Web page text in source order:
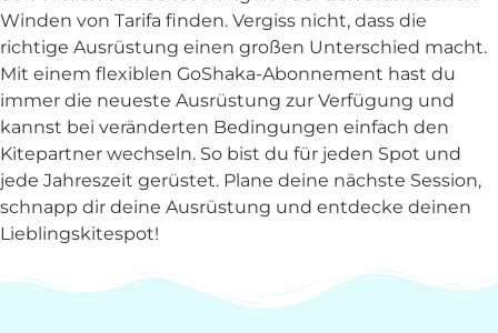
Winden von Tarifa finden. Vergiss nicht, dass die
richtige Ausrüstung einen großen Unterschied macht.
Mit einem flexiblen GoShaka-Abonnement hast du
immer die neueste Ausrüstung zur Verfügung und
kannst bei veränderten Bedingungen einfach den
Kitepartner wechseln. So bist du für jeden Spot und
jede Jahreszeit gerüstet. Plane deine nächste Session,
schnapp dir deine Ausrüstung und entdecke deinen
Lieblingskitespot!